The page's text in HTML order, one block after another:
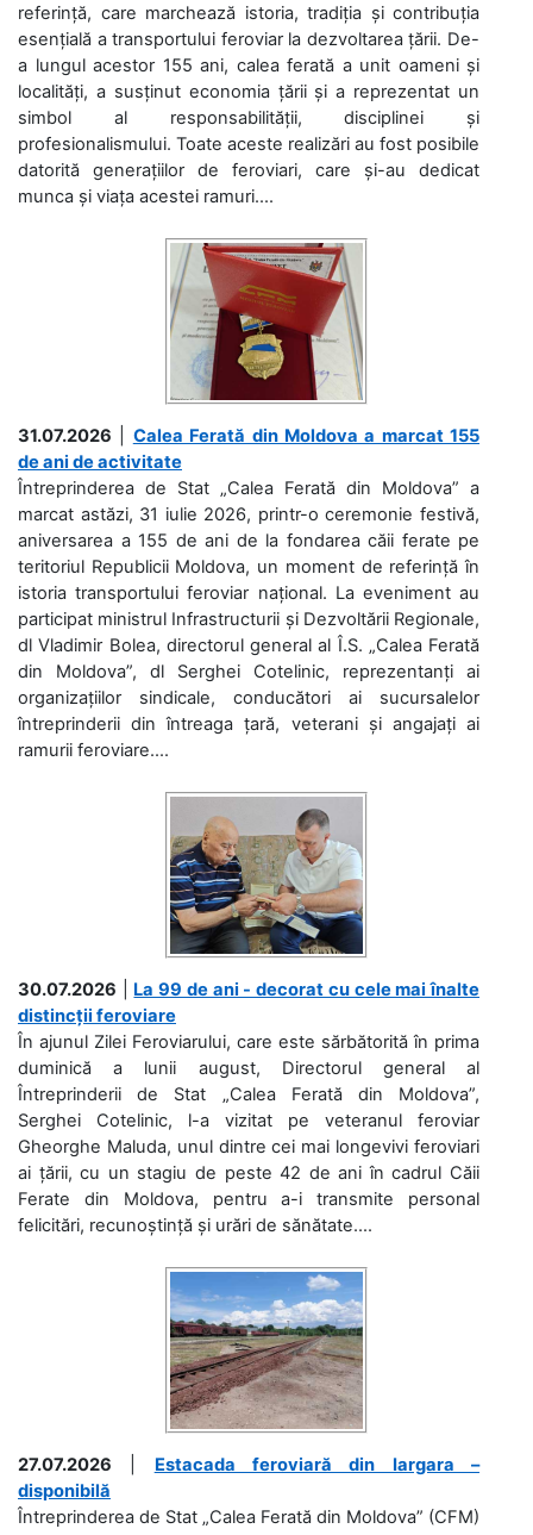
referință, care marchează istoria, tradiția și contribuția
esențială a transportului feroviar la dezvoltarea țării. De-
a lungul acestor 155 ani, calea ferată a unit oameni și
localități, a susținut economia țării și a reprezentat un
simbol al responsabilității, disciplinei și
profesionalismului. Toate aceste realizări au fost posibile
datorită generațiilor de feroviari, care și-au dedicat
munca și viața acestei ramuri....
31.07.2026
Calea Ferată din Moldova a marcat 155
de ani de activitate
Întreprinderea de Stat „Calea Ferată din Moldova” a
marcat astăzi, 31 iulie 2026, printr-o ceremonie festivă,
aniversarea a 155 de ani de la fondarea căii ferate pe
teritoriul Republicii Moldova, un moment de referință în
istoria transportului feroviar național. La eveniment au
participat ministrul Infrastructurii și Dezvoltării Regionale,
dl Vladimir Bolea, directorul general al Î.S. „Calea Ferată
din Moldova”, dl Serghei Cotelinic, reprezentanți ai
organizațiilor sindicale, conducători ai sucursalelor
întreprinderii din întreaga țară, veterani și angajați ai
ramurii feroviare....
30.07.2026
La 99 de ani - decorat cu cele mai înalte
distincții feroviare
În ajunul Zilei Feroviarului, care este sărbătorită în prima
duminică a lunii august, Directorul general al
Întreprinderii de Stat „Calea Ferată din Moldova”,
Serghei Cotelinic, l-a vizitat pe veteranul feroviar
Gheorghe Maluda, unul dintre cei mai longevivi feroviari
ai țării, cu un stagiu de peste 42 de ani în cadrul Căii
Ferate din Moldova, pentru a-i transmite personal
felicitări, recunoștință și urări de sănătate....
27.07.2026
Estacada feroviară din Iargara –
disponibilă
Întreprinderea de Stat „Calea Ferată din Moldova” (CFM)